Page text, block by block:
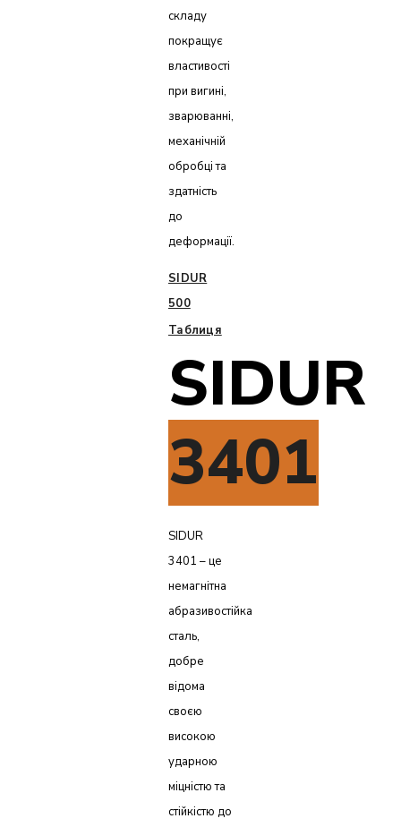
складу
покращує
властивості
при вигині,
зварюванні,
механічній
обробці та
здатність
до
деформації.
SIDUR
500
Таблиця
SIDUR
3401
SIDUR
3401 – це
немагнітна
абразивостійка
сталь,
добре
відома
своєю
високою
ударною
міцністю та
стійкістю до